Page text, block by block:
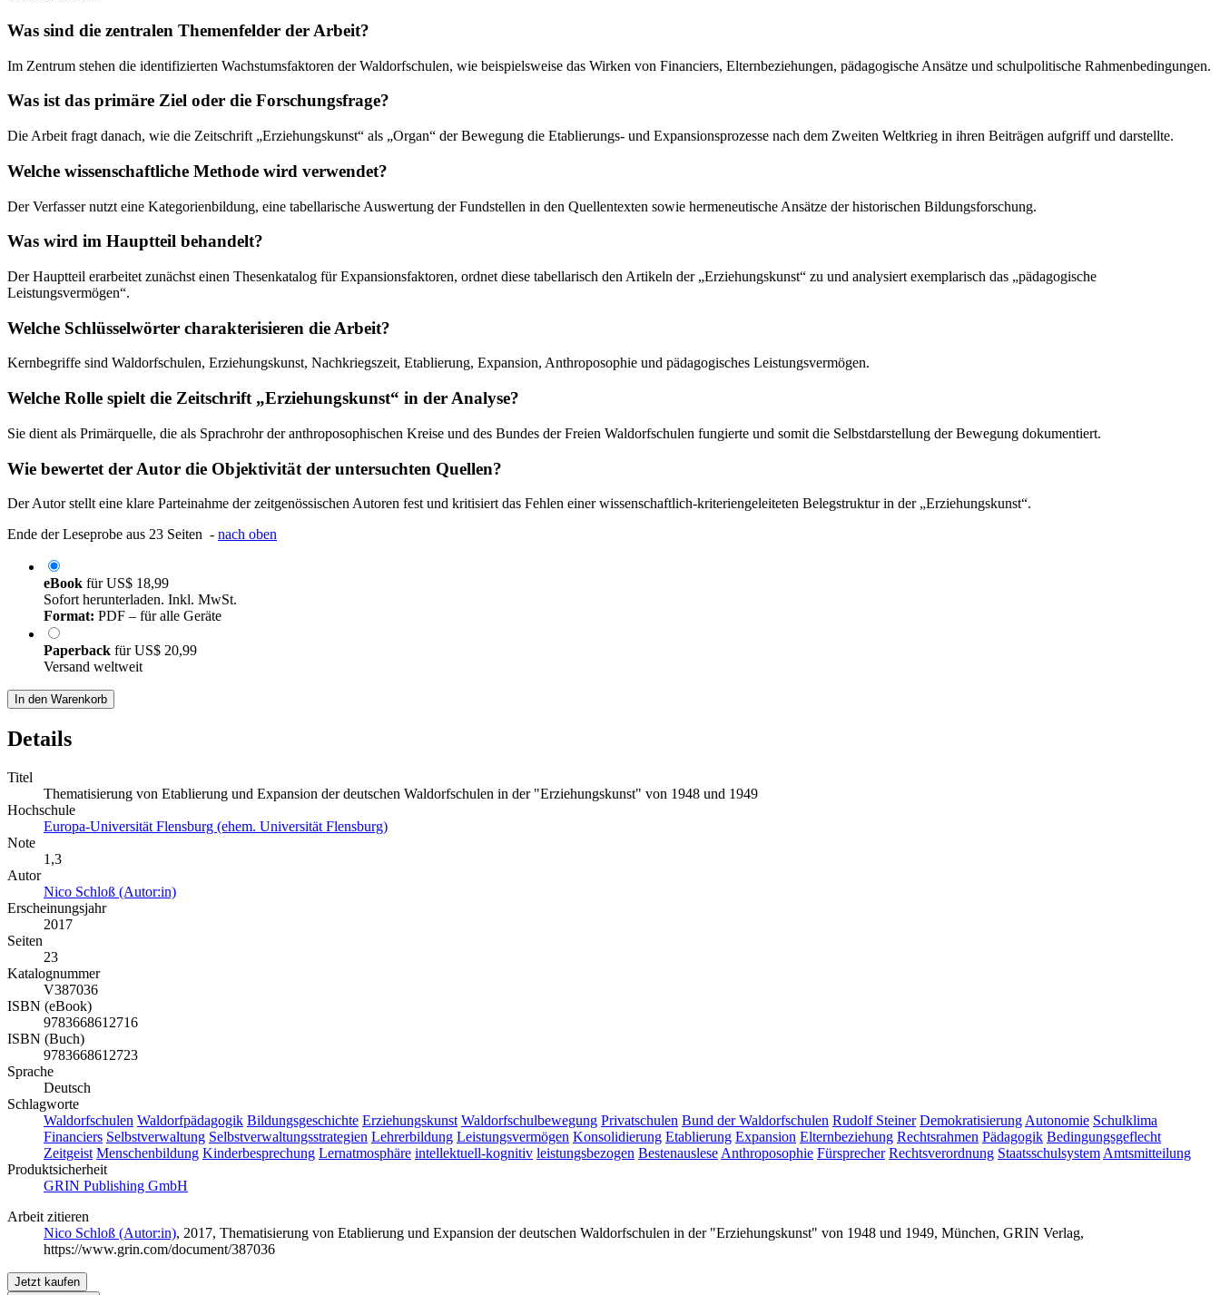
Was sind die zentralen Themenfelder der Arbeit?
Im Zentrum stehen die identifizierten Wachstumsfaktoren der Waldorfschulen, wie beispielsweise das Wirken von Financiers, Elternbeziehungen, pädagogische Ansätze und schulpolitische Rahmenbedingungen.
Was ist das primäre Ziel oder die Forschungsfrage?
Die Arbeit fragt danach, wie die Zeitschrift „Erziehungskunst“ als „Organ“ der Bewegung die Etablierungs- und Expansionsprozesse nach dem Zweiten Weltkrieg in ihren Beiträgen aufgriff und darstellte.
Welche wissenschaftliche Methode wird verwendet?
Der Verfasser nutzt eine Kategorienbildung, eine tabellarische Auswertung der Fundstellen in den Quellentexten sowie hermeneutische Ansätze der historischen Bildungsforschung.
Was wird im Hauptteil behandelt?
Der Hauptteil erarbeitet zunächst einen Thesenkatalog für Expansionsfaktoren, ordnet diese tabellarisch den Artikeln der „Erziehungskunst“ zu und analysiert exemplarisch das „pädagogische
Leistungsvermögen“.
Welche Schlüsselwörter charakterisieren die Arbeit?
Kernbegriffe sind Waldorfschulen, Erziehungskunst, Nachkriegszeit, Etablierung, Expansion, Anthroposophie und pädagogisches Leistungsvermögen.
Welche Rolle spielt die Zeitschrift „Erziehungskunst“ in der Analyse?
Sie dient als Primärquelle, die als Sprachrohr der anthroposophischen Kreise und des Bundes der Freien Waldorfschulen fungierte und somit die Selbstdarstellung der Bewegung dokumentiert.
Wie bewertet der Autor die Objektivität der untersuchten Quellen?
Der Autor stellt eine klare Parteinahme der zeitgenössischen Autoren fest und kritisiert das Fehlen einer wissenschaftlich-kriteriengeleiteten Belegstruktur in der „Erziehungskunst“.
Ende der Leseprobe aus 23 Seiten - nach oben
eBook fürUS$ 18,99
Sofort herunterladen. Inkl. MwSt.
Format: PDF – für alle Geräte
Paperback fürUS$ 20,99
Versand weltweit
In den Warenkorb
Details
Titel
Thematisierung von Etablierung und Expansion der deutschen Waldorfschulen in der "Erziehungskunst" von 1948 und 1949
Hochschule
Europa-Universität Flensburg (ehem. Universität Flensburg)
Note
1,3
Autor
Nico Schloß (Autor:in)
Erscheinungsjahr
2017
Seiten
23
Katalognummer
V387036
ISBN (eBook)
9783668612716
ISBN (Buch)
9783668612723
Sprache
Deutsch
Schlagworte
Waldorfschulen Waldorfpädagogik Bildungsgeschichte Erziehungskunst Waldorfschulbewegung Privatschulen Bund der Waldorfschulen Rudolf Steiner Demokratisierung Autonomie Schulklima
Financiers Selbstverwaltung Selbstverwaltungsstrategien Lehrerbildung Leistungsvermögen Konsolidierung Etablierung Expansion Elternbeziehung Rechtsrahmen Pädagogik Bedingungsgeflecht
Zeitgeist Menschenbildung Kinderbesprechung Lernatmosphäre intellektuell-kognitiv leistungsbezogen Bestenauslese Anthroposophie Fürsprecher Rechtsverordnung Staatsschulsystem Amtsmitteilung
Produktsicherheit
GRIN Publishing GmbH
Arbeit zitieren
Nico Schloß (Autor:in), 2017, Thematisierung von Etablierung und Expansion der deutschen Waldorfschulen in der "Erziehungskunst" von 1948 und 1949, München, GRIN Verlag,
https://www.grin.com/document/387036
Jetzt kaufen